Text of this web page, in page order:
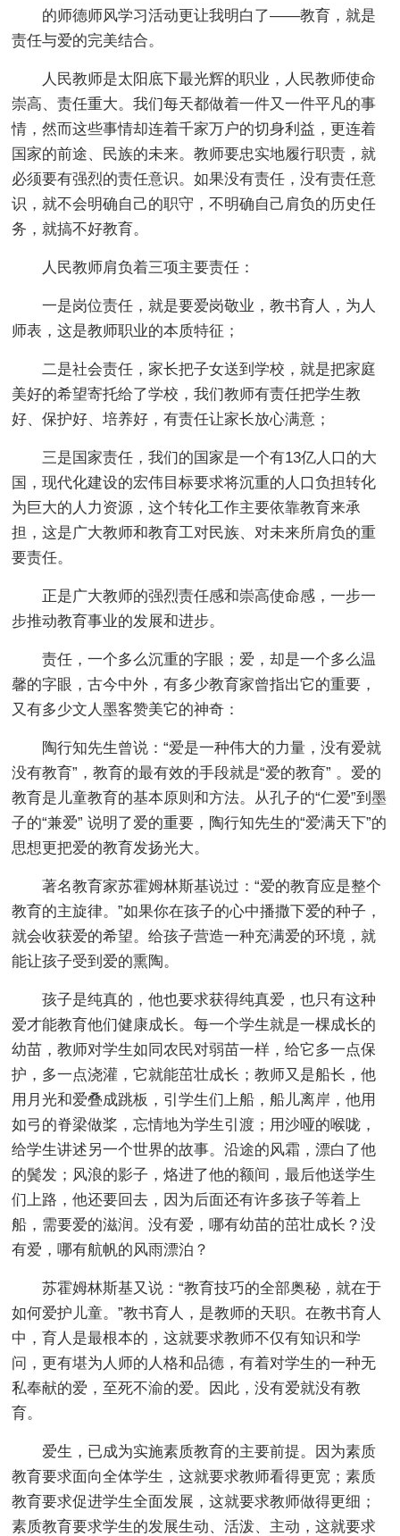
的师德师风学习活动更让我明白了——教育，就是
责任与爱的完美结合。
人民教师是太阳底下最光辉的职业，人民教师使命
崇高、责任重大。我们每天都做着一件又一件平凡的事
情，然而这些事情却连着千家万户的切身利益，更连着
国家的前途、民族的未来。教师要忠实地履行职责，就
必须要有强烈的责任意识。如果没有责任，没有责任意
识，就不会明确自己的职守，不明确自己肩负的历史任
务，就搞不好教育。
人民教师肩负着三项主要责任：
一是岗位责任，就是要爱岗敬业，教书育人，为人
师表，这是教师职业的本质特征；
二是社会责任，家长把子女送到学校，就是把家庭
美好的希望寄托给了学校，我们教师有责任把学生教
好、保护好、培养好，有责任让家长放心满意；
三是国家责任，我们的国家是一个有13亿人口的大
国，现代化建设的宏伟目标要求将沉重的人口负担转化
为巨大的人力资源，这个转化工作主要依靠教育来承
担，这是广大教师和教育工对民族、对未来所肩负的重
要责任。
正是广大教师的强烈责任感和崇高使命感，一步一
步推动教育事业的发展和进步。
责任，一个多么沉重的字眼；爱，却是一个多么温
馨的字眼，古今中外，有多少教育家曾指出它的重要，
又有多少文人墨客赞美它的神奇：
陶行知先生曾说：“爱是一种伟大的力量，没有爱就
没有教育”，教育的最有效的手段就是“爱的教育” 。爱的
教育是儿童教育的基本原则和方法。从孔子的“仁爱”到墨
子的“兼爱” 说明了爱的重要，陶行知先生的“爱满天下”的
思想更把爱的教育发扬光大。
著名教育家苏霍姆林斯基说过：“爱的教育应是整个
教育的主旋律。”如果你在孩子的心中播撒下爱的种子，
就会收获爱的希望。给孩子营造一种充满爱的环境，就
能让孩子受到爱的熏陶。
孩子是纯真的，他也要求获得纯真爱，也只有这种
爱才能教育他们健康成长。每一个学生就是一棵成长的
幼苗，教师对学生如同农民对弱苗一样，给它多一点保
护，多一点浇灌，它就能茁壮成长；教师又是船长，他
用月光和爱叠成跳板，引学生们上船，船儿离岸，他用
如弓的脊梁做桨，忘情地为学生引渡；用沙哑的喉咙，
给学生讲述另一个世界的故事。沿途的风霜，漂白了他
的鬓发；风浪的影子，烙进了他的额间，最后他送学生
们上路，他还要回去，因为后面还有许多孩子等着上
船，需要爱的滋润。没有爱，哪有幼苗的茁壮成长？没
有爱，哪有航帆的风雨漂泊？
苏霍姆林斯基又说：“教育技巧的全部奥秘，就在于
如何爱护儿童。”教书育人，是教师的天职。在教书育人
中，育人是最根本的，这就要求教师不仅有知识和学
问，更有堪为人师的人格和品德，有着对学生的一种无
私奉献的爱，至死不渝的爱。因此，没有爱就没有教
育。
爱生，已成为实施素质教育的主要前提。因为素质
教育要求面向全体学生，这就要求教师看得更宽；素质
教育要求促进学生全面发展，这就要求教师做得更细；
素质教育要求学生的发展生动、活泼、主动，这就要求